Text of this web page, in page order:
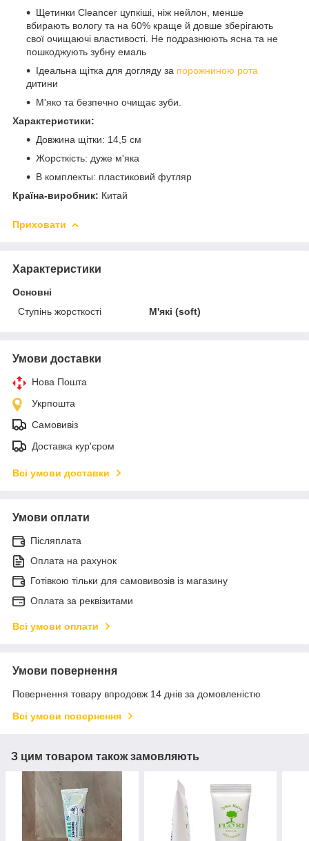
Щетинки Cleancer цупкіші, ніж нейлон, менше
вбирають вологу та на 60% краще й довше зберігають
свої очищаючі властивості. Не подразнюють ясна та не
пошкоджують зубну емаль
Ідеальна щітка для догляду за порожниною рота
дитини
М'яко та безпечно очищає зуби.
Характеристики:
Довжина щітки: 14,5 см
Жорсткість: дуже м'яка
В комплекты: пластиковий футляр
Країна-виробник: Китай
Приховати
Характеристики
Основні
Ступінь жорсткості
М'які (soft)
Умови доставки
Нова Пошта
Укрпошта
Самовивіз
Доставка кур'єром
Всі умови доставки
Умови оплати
Післяплата
Оплата на рахунок
Готівкою тільки для самовивозів із магазину
Оплата за реквізитами
Всі умови оплати
Умови повернення
Повернення товару впродовж 14 днів за домовленістю
Всі умови повернення
З цим товаром також замовляють